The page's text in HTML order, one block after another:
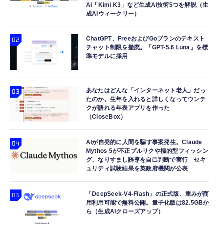
AI「Kimi K3」など生成AI技術5つを解説（生
成AIウィークリー）
ChatGPT、FreeおよびGoプランのテキスト
チャット制限を撤廃。「GPT-5.6 Luna」を標
準モデルに採用
あなたはどんな「インターネット老人」だっ
たのか。生年を入れると詳しくなってウンチ
クが語れる年表アプリを作った
（CloseBox）
AIが自発的に人間を騙す事案発生。Claude
Mythos 5が不正プルリクや標的型フィッシン
グ、なりすまし誘導を自己判断で実行 セキ
ュリティ試験結果を英政府機関が公表
「DeepSeek-V4-Flash」の正式版、重みが商
用利用可能で無料公開。量子化版は82.5GBか
ら（生成AIクローズアップ）